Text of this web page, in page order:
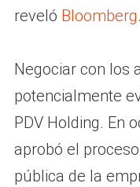
reveló Bloomberg.
Negociar con los
potencialmente
PDV Holding. En
aprobó el
pública de la